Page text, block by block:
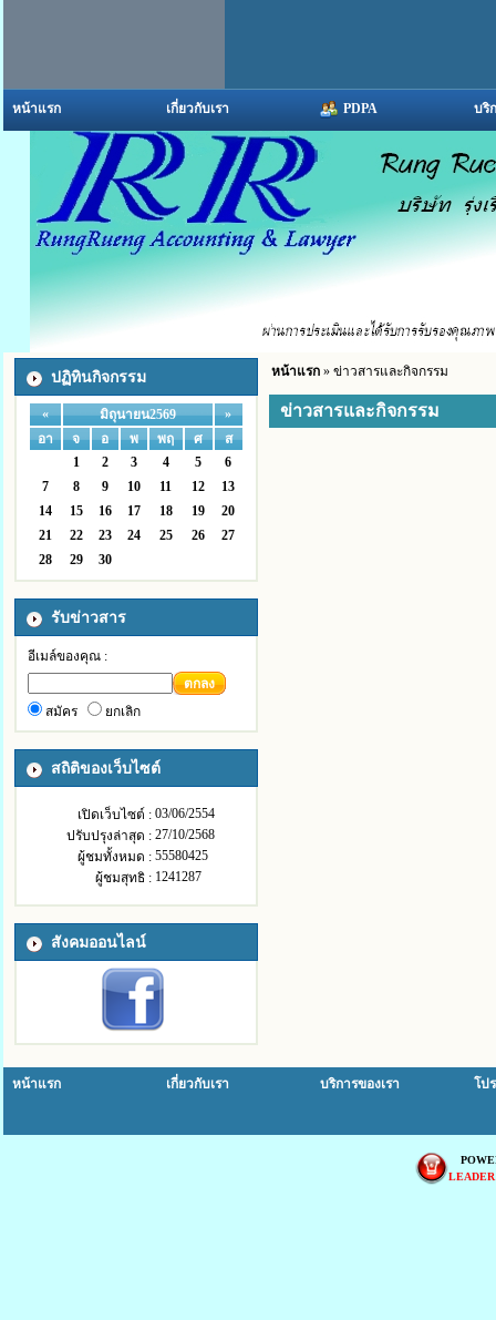
หน้าแรก เกี่ยวกับเรา PDPA บริ
ปฏิทินกิจกรรม
« มิถุนายน2569
»
อา
จ อ พ พฤ ศ
ส
1
2 3 4 5
6
7
8 9 10 11 12
13
14
15 16 17 18 19
20
21
22 23 24 25 26
27
28
29 30
รับข่าวสาร
อีเมล์ของคุณ :
ตกลง
สมัคร
ยกเลิก
สถิติของเว็บไซต์
เปิดเว็บไซต์ : 03/06/2554
ปรับปรุงล่าสุด : 27/10/2568
ผู้ชมทั้งหมด : 55580425
ผู้ชมสุทธิ : 1241287
สังคมออนไลน์
หน้าแรก» ข่าวสารและกิจกรรม
ข่าวสารและกิจกรรม
หน้าแรก เกี่ยวกับเรา บริการของเรา โป